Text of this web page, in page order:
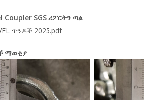
Coupler SGS ሪፖርትን ጣል
ጥንዶች 2025.pdf
ማወቂያ